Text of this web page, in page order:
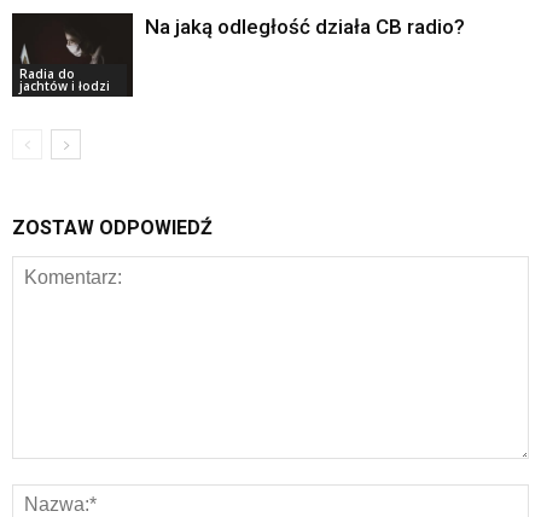
Radia do
jachtów i łodzi
Na jaką odległość działa CB radio?
ZOSTAW ODPOWIEDŹ